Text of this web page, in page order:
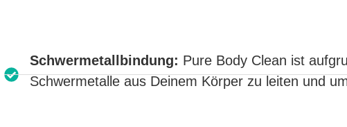
Schwermetallbindung: Pure Body Clean ist
Schwermetalle aus Deinem Körper zu leiten und